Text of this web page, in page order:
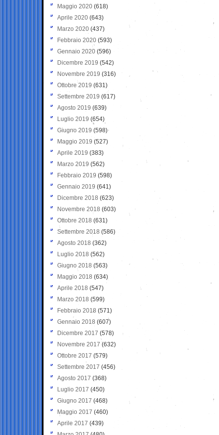
Maggio 2020 (618)
Aprile 2020 (643)
Marzo 2020 (437)
Febbraio 2020 (593)
Gennaio 2020 (596)
Dicembre 2019 (542)
Novembre 2019 (316)
Ottobre 2019 (631)
Settembre 2019 (617)
Agosto 2019 (639)
Luglio 2019 (654)
Giugno 2019 (598)
Maggio 2019 (527)
Aprile 2019 (383)
Marzo 2019 (562)
Febbraio 2019 (598)
Gennaio 2019 (641)
Dicembre 2018 (623)
Novembre 2018 (603)
Ottobre 2018 (631)
Settembre 2018 (586)
Agosto 2018 (362)
Luglio 2018 (562)
Giugno 2018 (563)
Maggio 2018 (634)
Aprile 2018 (547)
Marzo 2018 (599)
Febbraio 2018 (571)
Gennaio 2018 (607)
Dicembre 2017 (578)
Novembre 2017 (632)
Ottobre 2017 (579)
Settembre 2017 (456)
Agosto 2017 (368)
Luglio 2017 (450)
Giugno 2017 (468)
Maggio 2017 (460)
Aprile 2017 (439)